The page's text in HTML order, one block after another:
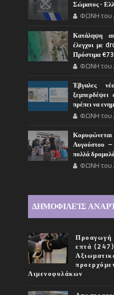
Σώματος -
ΦΩΝΗ του
Κατάληψη
έλεγχοι με
Πρόστιμα
ΦΩΝΗ του
Έβγαλες
πρέπει να
ΦΩΝΗ του
Κορυφώνεται
Αυγούστου
πολλά
ΦΩΝΗ του
ΔΗΜΟΦΙΛΕΊΣ
Προαγωγή
επτά
Λιμενοφυλάκων